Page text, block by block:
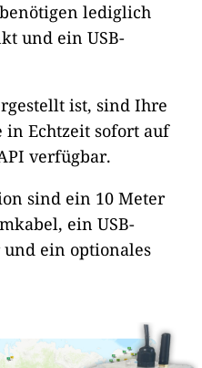
lediglich
und ein USB-
ist, sind Ihre
Echtzeit sofort auf
verfügbar.
sind ein 10 Meter
ein USB-
ein optionales